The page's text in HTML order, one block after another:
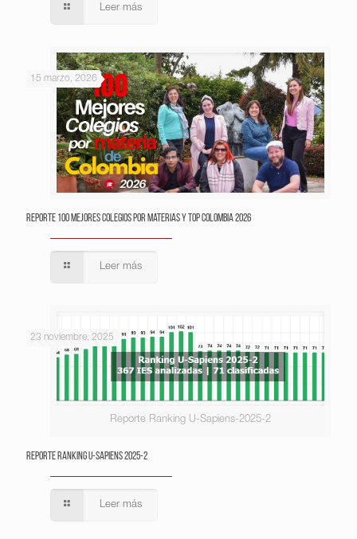
Leer más
15 marzo, 2026
Reporte 100 Mejores Colegios por Materias y Top Colombia 2026
Leer más
Reporte Ranking U-Sapiens-2025-2
23 noviembre, 2025
Reporte Ranking U-Sapiens 2025-2
Leer más